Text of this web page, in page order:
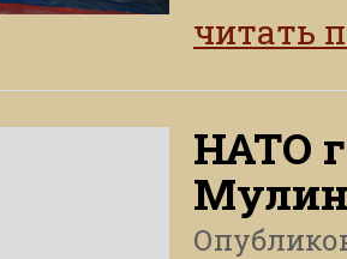
читать
НАТО